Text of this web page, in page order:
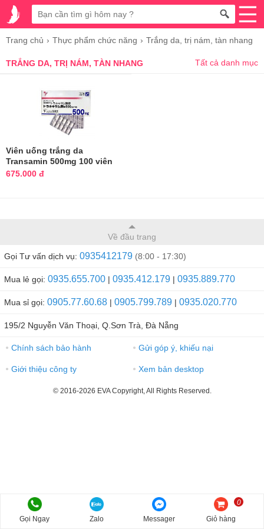
Trang chủ Thực phẩm chức năng Trắng da, trị nám, tàn nhang
TRẮNG DA, TRỊ NÁM, TÀN NHANG Tất cả danh mục
Viên uống trắng da
Transamin 500mg 100 viên
của Nhật
675.000 đ
Về đầu trang
Gọi Tư vấn dịch vụ: 0935412179 (8:00 - 17:30)
Mua lẻ gọi: 0935.655.700 | 0935.412.179 | 0935.889.770
Mua sỉ gọi: 0905.77.60.68 | 0905.799.789 | 0935.020.770
195/2 Nguyễn Văn Thoại, Q.Sơn Trà, Đà Nẵng
● Chính sách bảo hành ● Gửi góp ý, khiếu nại
● Giới thiệu công ty ● Xem bản desktop
© 2016-2026 EVA Copyright, All Rights Reserved.
Gọi Ngay Zalo Messager Giỏ hàng
0